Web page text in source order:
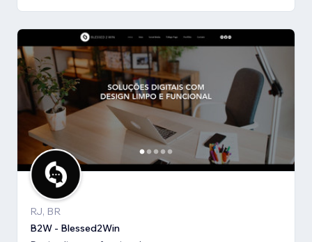
RJ, BR
B2W - Blessed2Win